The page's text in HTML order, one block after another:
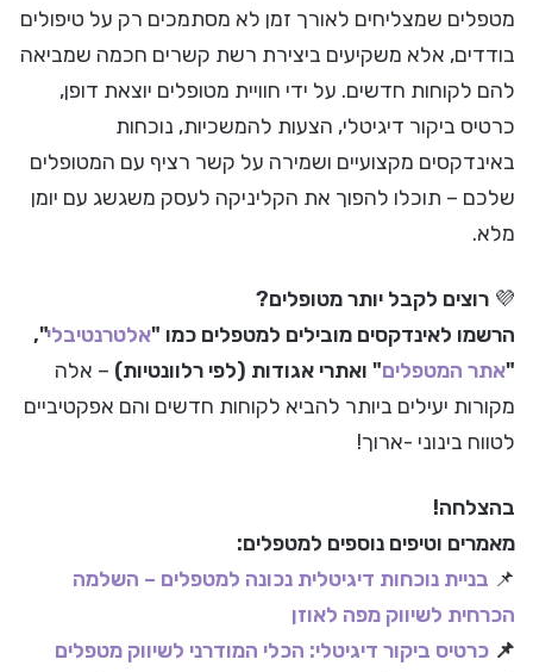
מטפלים שמצליחים לאורך זמן לא מסתמכים רק על טיפולים
בודדים, אלא משקיעים ביצירת רשת קשרים חכמה שמביאה
להם לקוחות חדשים. על ידי חוויית מטופלים יוצאת דופן,
כרטיס ביקור דיגיטלי, הצעות להמשכיות, נוכחות
באינדקסים מקצועיים ושמירה על קשר רציף עם המטופלים
שלכם – תוכלו להפוך את הקליניקה לעסק משגשג עם יומן
מלא.
💜 רוצים לקבל יותר מטופלים?
הרשמו לאינדקסים מובילים למטפלים כמו "אלטרנטיבלי",
"אתר המטפלים" ואתרי אגודות (לפי רלוונטיות) – אלה
מקורות יעילים ביותר להביא לקוחות חדשים והם אפקטיביים
לטווח בינוני -ארוך!
בהצלחה!
מאמרים וטיפים נוספים למטפלים:
📌 בניית נוכחות דיגיטלית נכונה למטפלים – השלמה
הכרחית לשיווק מפה לאוזן
📌 כרטיס ביקור דיגיטלי: הכלי המודרני לשיווק מטפלים